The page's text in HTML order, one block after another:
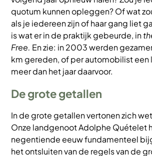
quotum kunnen opleggen? Of wat
als je iedereen zijn of haar gang liet
is wat er in de praktijk gebeurde, in
Free. En zie: in 2003 werden
km gereden, of per automobilist een
meer dan het jaar daarvoor.
De grote getallen
In de grote getallen vertonen zich
Onze landgenoot Adolphe Quételet
negentiende eeuw fundamenteel
het ontsluiten van de regels van de